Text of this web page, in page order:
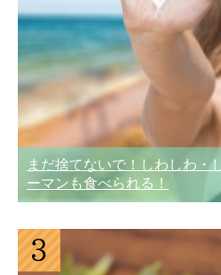
まだ捨てないで！しわしわ・
ーマンも食べられる！